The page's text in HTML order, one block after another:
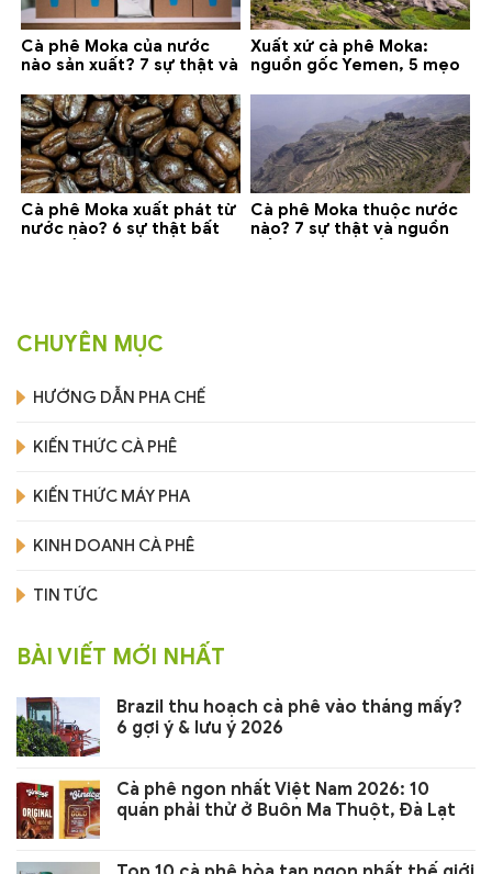
Cà phê Moka của nước
nào sản xuất? 7 sự thật và
Xuất xứ cà phê Moka:
nguồn gốc Yemen, 5 mẹo
Cà phê Moka xuất phát từ
nước nào? 6 sự thật bất
Cà phê Moka thuộc nước
nào? 7 sự thật và nguồn
CHUYÊN MỤC
HƯỚNG DẪN PHA CHẾ
KIẾN THỨC CÀ PHÊ
KIẾN THỨC MÁY PHA
KINH DOANH CÀ PHÊ
TIN TỨC
BÀI VIẾT MỚI NHẤT
Brazil thu hoạch cà phê vào tháng mấy?
6 gợi ý & lưu ý 2026
Cà phê ngon nhất Việt Nam 2026: 10
quán phải thử ở Buôn Ma Thuột, Đà Lạt